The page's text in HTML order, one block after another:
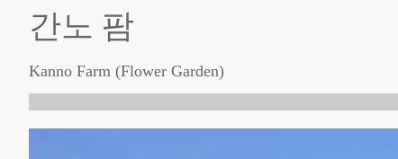
간노 팜
Kanno Farm (Flower Garden)